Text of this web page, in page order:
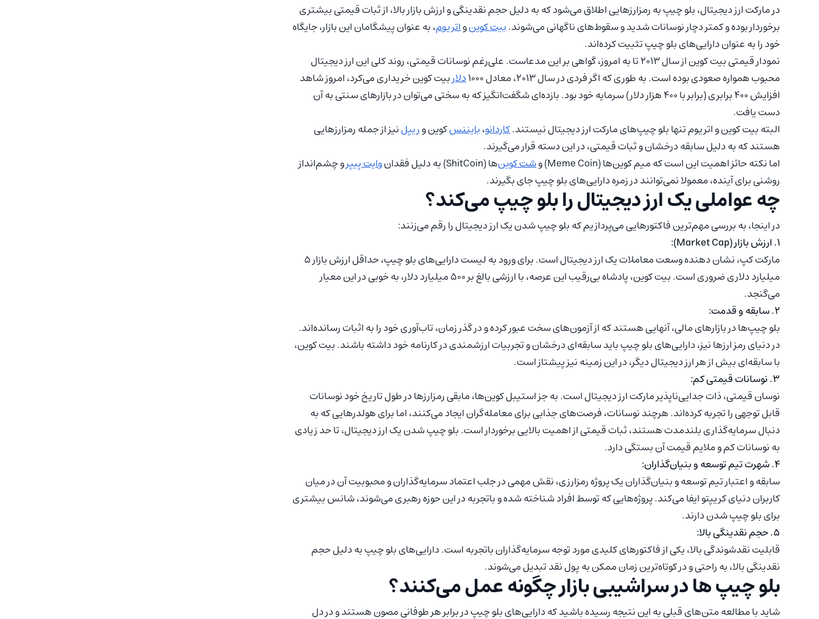
در مارکت ارز دیجیتال، بلو چیپ به رمزارزهایی اطلاق می‌شود که به دلیل حجم نقدینگی و ارزش بازار بالا، از ثبات قیمتی بیشتری
برخوردار بوده و کمتر دچار نوسانات شدید و سقوط‌های ناگهانی می‌شوند.بیت کوینواتریوم، به عنوان پیشگامان این بازار، جایگاه
خود را به عنوان دارایی‌های بلو چیپ تثبیت کرده‌اند.
نمودار قیمتی بیت کوین از سال ۲۰۱۳ تا به امروز، گواهی بر این مدعاست. علی‌رغم نوسانات قیمتی، روند کلی این ارز دیجیتال
محبوب همواره صعودی بوده است. به طوری که اگر فردی در سال ۲۰۱۳، معادل ۱۰۰۰
دلاربیت کوین خریداری می‌کرد، امروز شاهد
افزایش ۴۰۰ برابری (برابر با ۴۰۰ هزار دلار) سرمایه خود بود. بازده‌ای شگفت‌انگیز که به سختی می‌توان در بازارهای سنتی به آن
دست یافت.
البته بیت کوین و اتریوم تنها بلو چیپ‌های مارکت ارز دیجیتال نیستند.کاردانو،بایننسکوین وریپلنیز از جمله رمزارزهایی
هستند که به دلیل سابقه درخشان و ثبات قیمتی، در این دسته قرار می‌گیرند.
اما نکته حائز اهمیت این است که میم کوین‌ها (Meme Coin) و
شت کوین‌ها (ShitCoin) به دلیل فقدان وایت پیپرو چشم‌انداز
روشنی برای آینده، معمولا نمی‌توانند در زمره دارایی‌های بلو چیپ جای بگیرند.
چه عواملی یک ارز دیجیتال را بلو چیپ می‌کند؟
در اینجا، به بررسی مهم‌ترین فاکتورهایی می‌پردازیم که بلو چیپ شدن یک ارز دیجیتال را رقم می‌زنند:
1. ارزش بازار (Market Cap):
مارکت کپ، نشان‌ دهنده وسعت معاملات یک ارز دیجیتال است. برای ورود به لیست دارایی‌های بلو چیپ، حداقل ارزش بازار 5
میلیارد دلاری ضروری است. بیت کوین، پادشاه بی‌رقیب این عرصه، با ارزشی بالغ بر 500 میلیارد دلار، به خوبی در این معیار
می‌گنجد.
2. سابقه و قدمت:
بلو چیپ‌ها در بازارهای مالی، آنهایی هستند که از آزمون‌های سخت عبور کرده و در گذر زمان، تاب‌آوری خود را به اثبات رسانده‌اند.
در دنیای رمز ارزها نیز، دارایی‌های بلو چیپ باید سابقه‌ای درخشان و تجربیات ارزشمندی در کارنامه خود داشته باشند. بیت کوین،
با سابقه‌ای بیش از هر ارز دیجیتال دیگر، در این زمینه نیز پیشتاز است.
3. نوسانات قیمتی کم:
نوسان قیمتی، ذات جدایی‌ناپذیر مارکت ارز دیجیتال است. به جز استیبل کوین‌ها، مابقی رمزارزها در طول تاریخ خود نوسانات
قابل توجهی را تجربه کرده‌اند. هرچند نوسانات، فرصت‌های جذابی برای معامله‌گران ایجاد می‌کنند، اما برای هولدرهایی که به
دنبال سرمایه‌گذاری بلندمدت هستند، ثبات قیمتی از اهمیت بالایی برخوردار است. بلو چیپ شدن یک ارز دیجیتال، تا حد زیادی
به نوسانات کم و ملایم قیمت آن بستگی دارد.
4. شهرت تیم توسعه و بنیان‌گذاران:
سابقه و اعتبار تیم توسعه و بنیان‌گذاران یک پروژه رمزارزی، نقش مهمی در جلب اعتماد سرمایه‌گذاران و محبوبیت آن در میان
کاربران دنیای کریپتو ایفا می‌کند. پروژه‌هایی که توسط افراد شناخته شده و باتجربه در این حوزه رهبری می‌شوند، شانس بیشتری
برای بلو چیپ شدن دارند.
5. حجم نقدینگی بالا:
قابلیت نقدشوندگی بالا، یکی از فاکتورهای کلیدی مورد توجه سرمایه‌گذاران باتجربه است. دارایی‌های بلو چیپ به دلیل حجم
نقدینگی بالا، به راحتی و در کوتاه‌ترین زمان ممکن به پول نقد تبدیل می‌شوند.
بلو چیپ ها در سراشیبی بازار چگونه عمل می‌کنند؟
شاید با مطالعه متن‌های قبلی به این نتیجه رسیده باشید که دارایی‌های بلو چیپ در برابر هر طوفانی مصون هستند و در دل